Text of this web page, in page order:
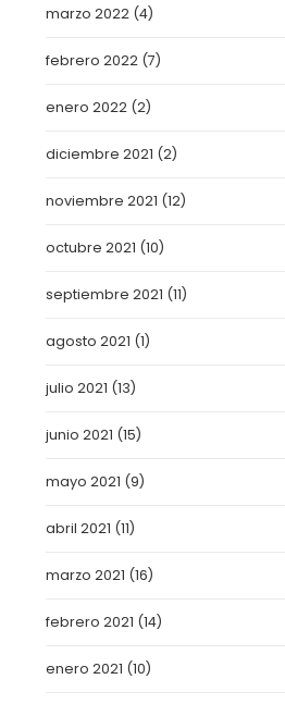
marzo 2022 (4)
febrero 2022 (7)
enero 2022 (2)
diciembre 2021 (2)
noviembre 2021 (12)
octubre 2021 (10)
septiembre 2021 (11)
agosto 2021 (1)
julio 2021 (13)
junio 2021 (15)
mayo 2021 (9)
abril 2021 (11)
marzo 2021 (16)
febrero 2021 (14)
enero 2021 (10)